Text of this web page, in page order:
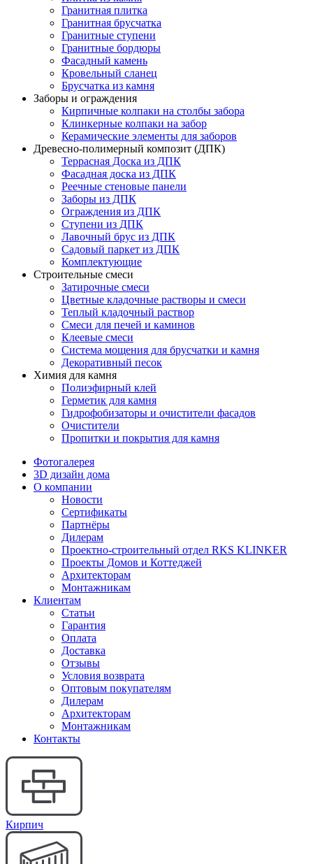
Гранитная плитка
Гранитная брусчатка
Гранитные ступени
Гранитные бордюры
Фасадный камень
Кровельный сланец
Брусчатка из камня
Заборы и ограждения
Кирпичные колпаки на столбы забора
Клинкерные колпаки на забор
Керамические элементы для заборов
Древесно-полимерный композит (ДПК)
Террасная Доска из ДПК
Фасадная доска из ДПК
Реечные стеновые панели
Заборы из ДПК
Ограждения из ДПК
Ступени из ДПК
Лавочный брус из ДПК
Садовый паркет из ДПК
Комплектующие
Строительные смеси
Затирочные смеси
Цветные кладочные растворы и смеси
Теплый кладочный раствор
Смеси для печей и каминов
Клеевые смеси
Система мощения для брусчатки и камня
Декоративный песок
Химия для камня
Полиэфирный клей
Герметик для камня
Гидрофобизаторы и очистители фасадов
Очистители
Пропитки и покрытия для камня
Фотогалерея
3D дизайн дома
О компании
Новости
Сертификаты
Партнёры
Дилерам
Проектно-строительный отдел RKS KLINKER
Проекты Домов и Коттеджей
Архитекторам
Монтажникам
Клиентам
Статьи
Гарантия
Оплата
Доставка
Отзывы
Условия возврата
Оптовым покупателям
Дилерам
Архитекторам
Монтажникам
Контакты
Кирпич